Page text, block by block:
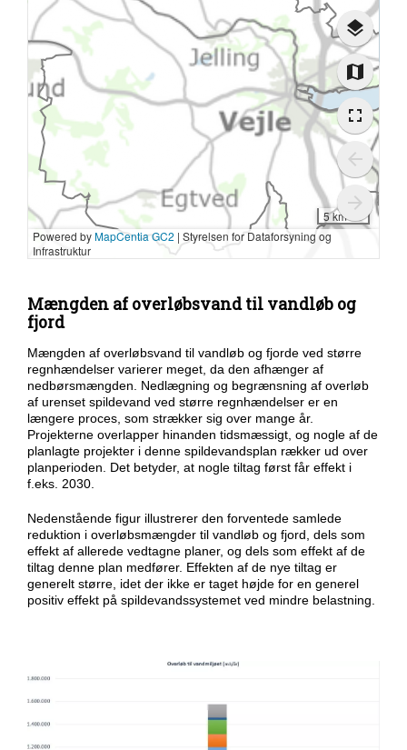
Mængden af overløbsvand til vandløb og
fjord
Mængden af overløbsvand til vandløb og fjorde ved større
regnhændelser varierer meget, da den afhænger af
nedbørsmængden. Nedlægning og begrænsning af overløb
af urenset spildevand ved større regnhændelser er en
længere proces, som strækker sig over mange år.
Projekterne overlapper hinanden tidsmæssigt, og nogle af de
planlagte projekter i denne spildevandsplan rækker ud over
planperioden. Det betyder, at nogle tiltag først får effekt i
f.eks. 2030.
Nedenstående figur illustrerer den forventede samlede
reduktion i overløbsmængder til vandløb og fjord, dels som
effekt af allerede vedtagne planer, og dels som effekt af de
tiltag denne plan medfører. Effekten af de nye tiltag er
generelt større, idet der ikke er taget højde for en generel
positiv effekt på spildevandssystemet ved mindre belastning.